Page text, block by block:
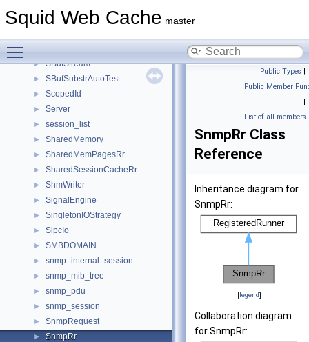
Squid Web Cache master
SBufStartsWith
► SBufStream
► SBufSubstrAutoTest
► ScopedId
► Server
► session_list
► SharedMemory
► SharedMemPagesRr
► SharedSessionCacheRr
► ShmWriter
► SignalEngine
► SingletonIOStrategy
► SipcIo
► SMBDOMAIN
► snmp_internal_session
► snmp_mib_tree
► snmp_pdu
► snmp_session
► SnmpRequest
► SnmpRr
Public Types |
Public Member
|
List of all members
SnmpRr Class
Reference
Inheritance diagram for
SnmpRr:
[legend]
Collaboration diagram
for SnmpRr: